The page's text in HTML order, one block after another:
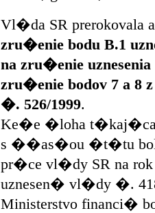
Vl�da SR prerokovala
zru�enie bodu B.1
na zru�enie
zru�enie bodov 7 a 8
�. 526/1999.
Ke�e �loha t�kaj�ca
s ��as�ou �t�tu
pr�ce vl�dy SR na
uznesen� vl�dy �.
Ministerstvo financi�